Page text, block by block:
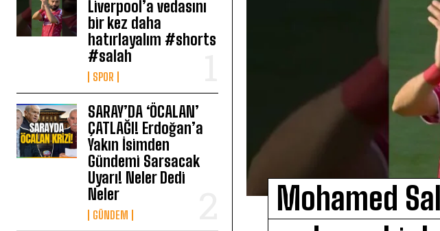
Liverpool’a vedasını
bir kez daha
hatırlayalım #shorts
#salah
SPOR
SARAY’DA ‘ÖCALAN’
ÇATLAĞI! Erdoğan’a
Yakın İsimden
Gündemi Sarsacak
Uyarı! Neler Dedi
Neler
GÜNDEM
Mohamed